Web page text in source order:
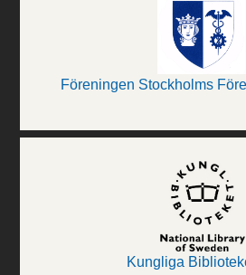
Föreningen Stockholms
Kungliga